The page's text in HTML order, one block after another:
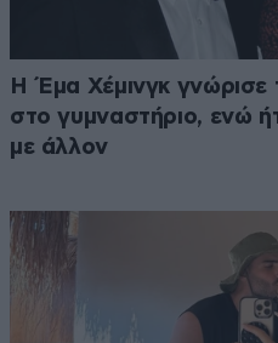
Η Έμα Χέμινγκ γνώρισε
στο γυμναστήριο, ενώ
με άλλον